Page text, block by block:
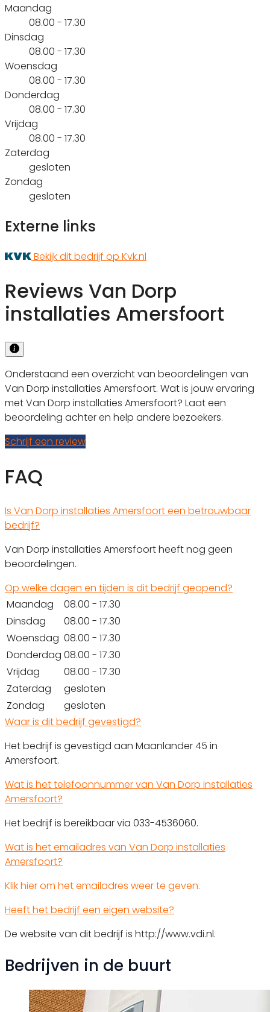
Maandag
08.00 - 17.30
Dinsdag
08.00 - 17.30
Woensdag
08.00 - 17.30
Donderdag
08.00 - 17.30
Vrijdag
08.00 - 17.30
Zaterdag
gesloten
Zondag
gesloten
Externe links
Bekijk dit bedrijf op Kvk.nl
Reviews Van Dorp
installaties Amersfoort
Onderstaand een overzicht van beoordelingen van
Van Dorp installaties Amersfoort. Wat is jouw ervaring
met Van Dorp installaties Amersfoort? Laat een
beoordeling achter en help andere bezoekers.
Schrijf een review
FAQ
Is Van Dorp installaties Amersfoort een betrouwbaar
bedrijf?
Van Dorp installaties Amersfoort heeft nog geen
beoordelingen.
Op welke dagen en tijden is dit bedrijf geopend?
Maandag
08.00 - 17.30
Dinsdag
08.00 - 17.30
Woensdag 08.00 - 17.30
Donderdag 08.00 - 17.30
Vrijdag
08.00 - 17.30
Zaterdag
gesloten
Zondag
gesloten
Waar is dit bedrijf gevestigd?
Het bedrijf is gevestigd aan Maanlander 45 in
Amersfoort.
Wat is het telefoonnummer van Van Dorp installaties
Amersfoort?
Het bedrijf is bereikbaar via 033-4536060.
Wat is het emailadres van Van Dorp installaties
Amersfoort?
Klik hier om het emailadres weer te geven.
Heeft het bedrijf een eigen website?
De website van dit bedrijf is http://www.vdi.nl.
Bedrijven in de buurt